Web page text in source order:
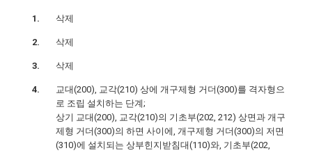
삭제
삭제
삭제
교대(200), 교각(210) 상에 개구제형 거더(300)를 격자형으
로 조립 설치하는 단계;
상기 교대(200), 교각(210)의 기초부(202, 212) 상면과 개구
제형 거더(300)의 하면 사이에, 개구제형 거더(300)의 저면
(310)에 설치되는 상부힌지받침대(110)와, 기초부(202,